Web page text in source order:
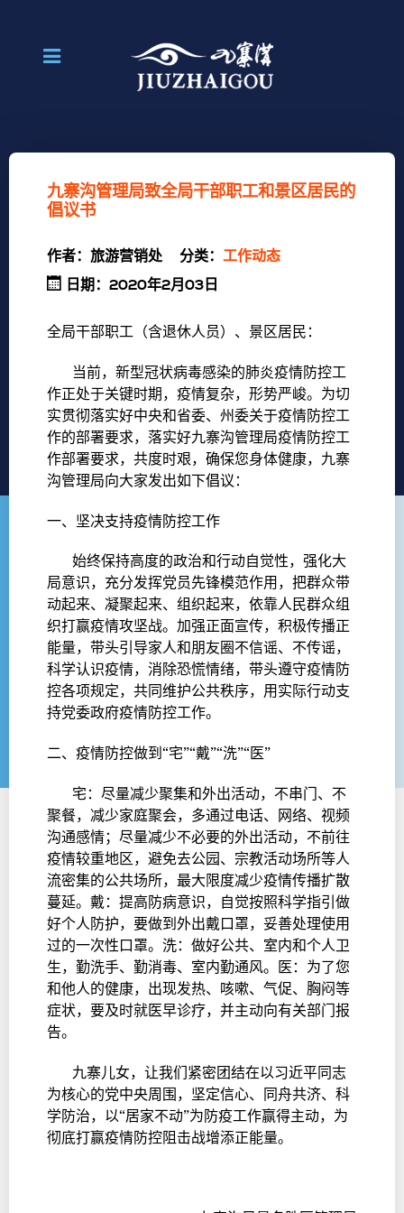
九寨沟管理局致全局干部职工和景区居民的
倡议书
作者： 旅游营销处 分类： 工作动态
日期：2020年2月03日
全局干部职工（含退休人员）、景区居民：
当前，新型冠状病毒感染的肺炎疫情防控工
作正处于关键时期，疫情复杂，形势严峻。为切
实贯彻落实好中央和省委、州委关于疫情防控工
作的部署要求，落实好九寨沟管理局疫情防控工
作部署要求，共度时艰，确保您身体健康，九寨
沟管理局向大家发出如下倡议：
一、坚决支持疫情防控工作
始终保持高度的政治和行动自觉性，强化大
局意识，充分发挥党员先锋模范作用，把群众带
动起来、凝聚起来、组织起来，依靠人民群众组
织打赢疫情攻坚战。加强正面宣传，积极传播正
能量，带头引导家人和朋友圈不信谣、不传谣，
科学认识疫情，消除恐慌情绪，带头遵守疫情防
控各项规定，共同维护公共秩序，用实际行动支
持党委政府疫情防控工作。
二、疫情防控做到“宅”“戴”“洗”“医”
宅：尽量减少聚集和外出活动，不串门、不
聚餐，减少家庭聚会，多通过电话、网络、视频
沟通感情；尽量减少不必要的外出活动，不前往
疫情较重地区，避免去公园、宗教活动场所等人
流密集的公共场所，最大限度减少疫情传播扩散
蔓延。戴：提高防病意识，自觉按照科学指引做
好个人防护，要做到外出戴口罩，妥善处理使用
过的一次性口罩。洗：做好公共、室内和个人卫
生，勤洗手、勤消毒、室内勤通风。医：为了您
和他人的健康，出现发热、咳嗽、气促、胸闷等
症状，要及时就医早诊疗，并主动向有关部门报
告。
九寨儿女，让我们紧密团结在以习近平同志
为核心的党中央周围，坚定信心、同舟共济、科
学防治，以“居家不动”为防疫工作赢得主动，为
彻底打赢疫情防控阻击战增添正能量。